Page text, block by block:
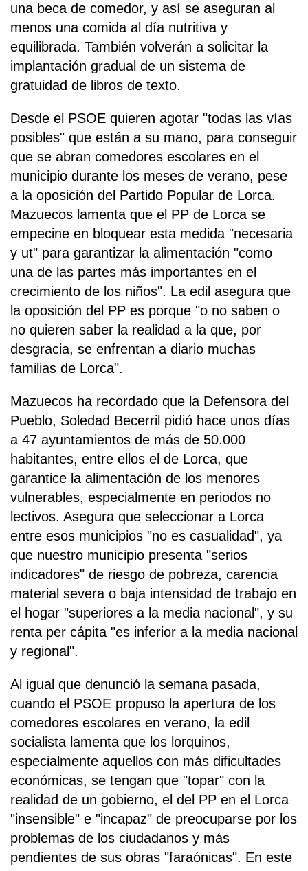
una beca de comedor, y así se aseguran al
menos una comida al día nutritiva y
equilibrada. También volverán a solicitar la
implantación gradual de un sistema de
gratuidad de libros de texto.
Desde el PSOE quieren agotar "todas las vías
posibles" que están a su mano, para conseguir
que se abran comedores escolares en el
municipio durante los meses de verano, pese
a la oposición del Partido Popular de Lorca.
Mazuecos lamenta que el PP de Lorca se
empecine en bloquear esta medida "necesaria
y ut" para garantizar la alimentación "como
una de las partes más importantes en el
crecimiento de los niños". La edil asegura que
la oposición del PP es porque "o no saben o
no quieren saber la realidad a la que, por
desgracia, se enfrentan a diario muchas
familias de Lorca".
Mazuecos ha recordado que la Defensora del
Pueblo, Soledad Becerril pidió hace unos días
a 47 ayuntamientos de más de 50.000
habitantes, entre ellos el de Lorca, que
garantice la alimentación de los menores
vulnerables, especialmente en periodos no
lectivos. Asegura que seleccionar a Lorca
entre esos municipios "no es casualidad", ya
que nuestro municipio presenta "serios
indicadores" de riesgo de pobreza, carencia
material severa o baja intensidad de trabajo en
el hogar "superiores a la media nacional", y su
renta per cápita "es inferior a la media nacional
y regional".
Al igual que denunció la semana pasada,
cuando el PSOE propuso la apertura de los
comedores escolares en verano, la edil
socialista lamenta que los lorquinos,
especialmente aquellos con más dificultades
económicas, se tengan que "topar" con la
realidad de un gobierno, el del PP en el Lorca
"insensible" e "incapaz" de preocuparse por los
problemas de los ciudadanos y más
pendientes de sus obras "faraónicas". En este